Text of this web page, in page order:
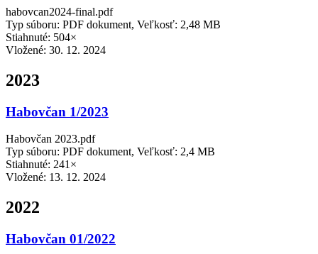
habovcan2024-final.pdf
Typ súboru: PDF dokument, Veľkosť: 2,48 MB
Stiahnuté: 504×
Vložené: 30. 12. 2024
2023
Habovčan 1/2023
Habovčan 2023.pdf
Typ súboru: PDF dokument, Veľkosť: 2,4 MB
Stiahnuté: 241×
Vložené: 13. 12. 2024
2022
Habovčan 01/2022